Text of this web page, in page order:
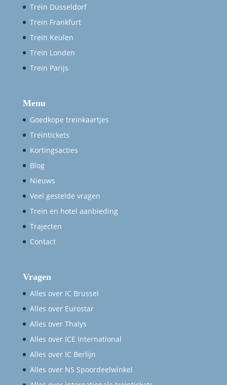
Trein Düsseldorf
Trein Frankfurt
Trein Keulen
Trein Londen
Trein Parijs
Menu
Goedkope treinkaartjes
Treintickets
Kortingsacties
Blog
Nieuws
Veel gestelde vragen
Trein en hotel aanbieding
Trajecten
Contact
Vragen
Alles over IC Brussel
Alles over Eurostar
Alles over Thalys
Alles over ICE International
Alles over IC Berlijn
Alles over NS Spoordeelwinkel